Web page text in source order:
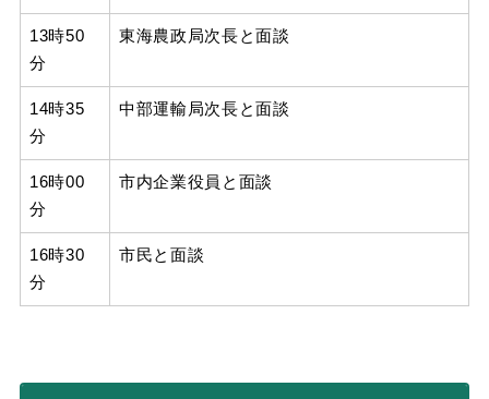
13時50
分
東海農政局次長と面談
14時35
分
中部運輸局次長と面談
16時00
分
市内企業役員と面談
16時30
分
市民と面談